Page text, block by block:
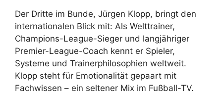
Der Dritte im Bunde, Jürgen Klopp, bringt den
internationalen Blick mit: Als Welttrainer,
Champions-League-Sieger und langjähriger
Premier-League-Coach kennt er Spieler,
Systeme und Trainerphilosophien weltweit.
Klopp steht für Emotionalität gepaart mit
Fachwissen – ein seltener Mix im Fußball-TV.